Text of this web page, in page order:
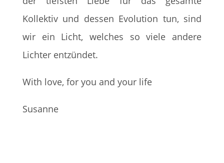
Kollektiv und dessen Evolution tun, sind
wir ein Licht, welches so viele andere
Lichter entzündet.
With love, for you and your life
Susanne